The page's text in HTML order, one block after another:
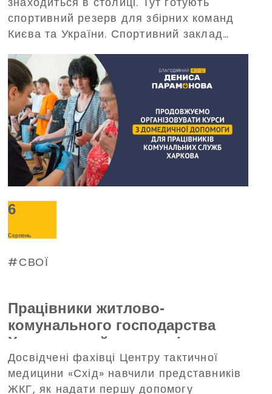
спортивний резерв для збірних команд
Києва та України. Спортивний заклад
живлення під час масштабних
відключень електроенергії. З таким
проханням про допомогу до Фонду
звернулося керівництво «Буревісника».
6
Серпень
СВОЇ
Працівники житлово-
комунального господарства
Харкова пройшли тренінг з
домедичної допомоги, що
організований Благодійним
Досвідчені фахівці Центру тактичної
медицини «Схід» навчили представників
ЖКГ, як надати першу допомогу